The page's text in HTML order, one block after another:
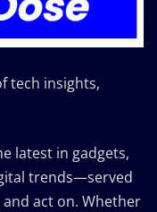
tech insights,
latest in gadgets,
trends—served
and act on. Whether